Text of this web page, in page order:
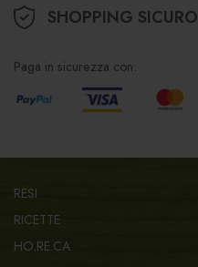
SHOPPING SICURO
Paga in sicurezza con:
RESI
RICETTE
HO.RE.CA.